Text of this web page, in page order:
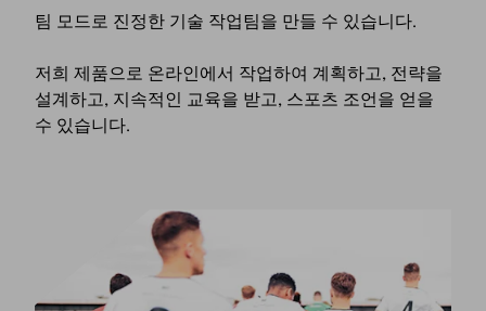
팀 모드로 진정한 기술 작업팀을 만들 수 있습니다.
저희 제품으로 온라인에서 작업하여 계획하고, 전략을
설계하고, 지속적인 교육을 받고, 스포츠 조언을 얻을
수 있습니다.